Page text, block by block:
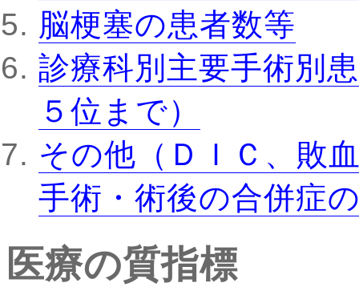
脳梗塞の患者数等
診療科別主要手術別
５位まで）
その他（ＤＩＣ、敗
手術・術後の合併症
医療の質指標